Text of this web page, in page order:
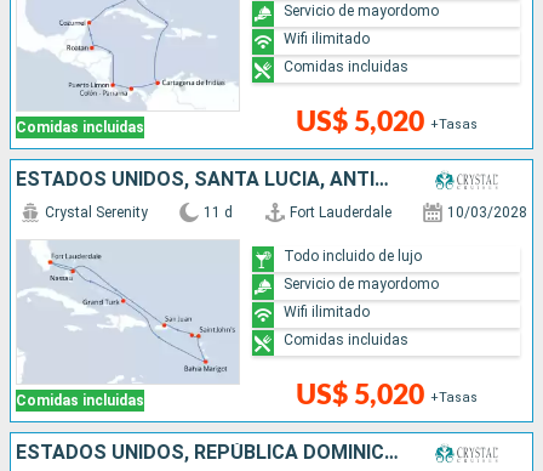
Comidas incluidas US$ 5,020 +Tasas
Servicio de mayordomo
Wifi ilimitado
Comidas incluidas
ESTADOS UNIDOS, SANTA LUCIA, ANTIGUA Y BARBUDA, PUERTO RICO, BAHAMAS
Comidas incluidas
Crystal Serenity 11 d Fort Lauderdale 10/03/2028
US$ 5,020 +Tasas
Todo incluido de lujo
Servicio de mayordomo
Wifi ilimitado
Comidas incluidas
ESTADOS UNIDOS, REPÚBLICA DOMINICANA, MÉXICO, SANTA LUCIA, ISLAS CAIMÁN, JAMAICA, PUERTO RICO